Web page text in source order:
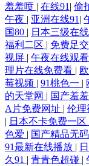
羞羞喷 | 在线91 | 偷
午夜 | 亚洲在线91 |
国80 | 日本三级在
福利二区 | 免费足交
视屏 | 午夜在线观
理片在线免费看 |
莓视频 | 91桃色一 |
的天堂网 | 国产羞
A片免费网址 | 伦理
| 日本不卡免费一区
色爱 | 国产精品无
91最新在线播放 |
久91 | 青青色超碰 |